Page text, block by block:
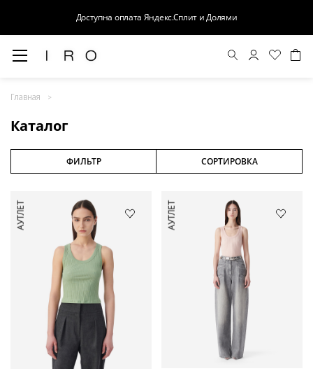
Доступна оплата Яндекс.Сплит и Долями
Главная
Каталог
Кожа
Обувь и Аксессуары
ФИЛЬТР СОРТИРОВКА
АУТЛЕТ АУТЛЕТ